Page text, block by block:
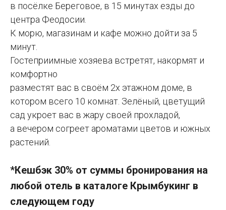
в посёлке Береговое, в 15 минутах езды до
центра Феодосии.
К морю, магазинам и кафе можно дойти за 5
минут.
Гостеприимные хозяева встретят, накормят и
комфортно
разместят вас в своём 2х этажном доме, в
котором всего 10 комнат. Зелёный, цветущий
сад укроет вас в жару своей прохладой,
а вечером согреет ароматами цветов и южных
растений.
*Кешбэк 30% от суммы бронирования на
любой отель в каталоге Крымбукинг в
следующем году